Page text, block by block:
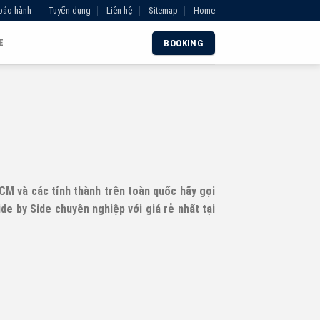
hành Tuyển dụng Liên hệ Sitemap Home
BOOKING
và các tỉnh thành trên toàn quốc hãy gọi
by Side chuyên nghiệp với giá rẻ nhất tại